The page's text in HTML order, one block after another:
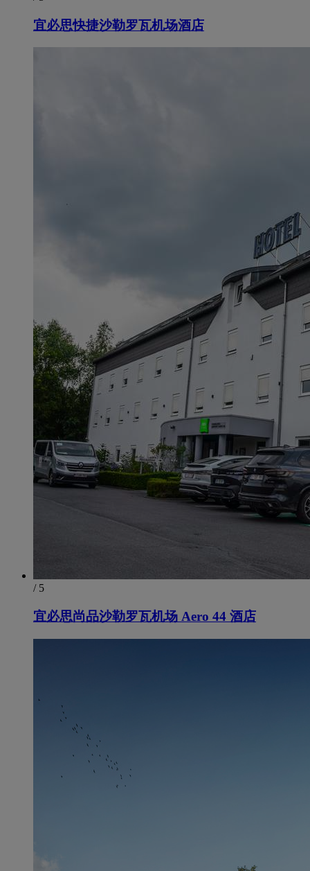
宜必思快捷沙勒罗瓦机场酒店
/ 5
宜必思尚品沙勒罗瓦机场 Aero 44 酒店